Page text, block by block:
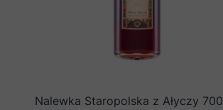
Nalewka Staropolska z Ałyczy 700